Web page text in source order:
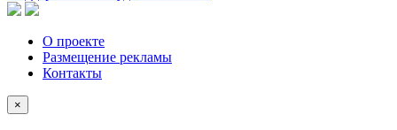
О проекте
Размещение рекламы
Контакты
×